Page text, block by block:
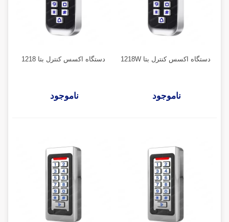
دستگاه اکسس کنترل بتا 1218W
ناموجود
دستگاه اکسس کنترل بتا 1218
ناموجود